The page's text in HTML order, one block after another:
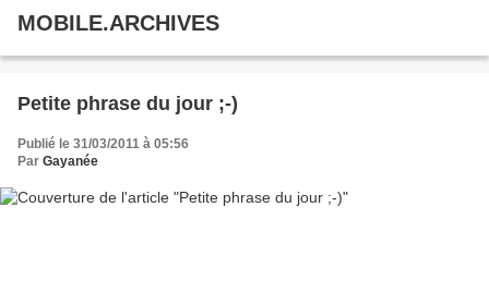
MOBILE.ARCHIVES
Petite phrase du jour ;-)
Publié le 31/03/2011 à 05:56
Par Gayanée